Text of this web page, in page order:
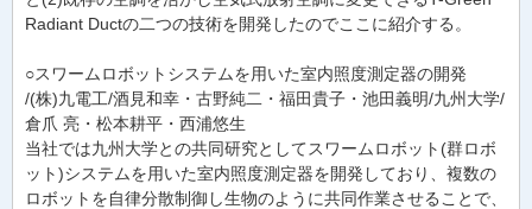
Radiant Ductの二つの技術を開発したのでここに紹介する。
○スワームロボットシステムを用いた室内照度測定器の開発
/(株)九電工/酒見和幸・古野純二・福田貴子・池田義明/九州大学/
倉爪 亮・松本耕平・西浦悠生
当社では九州大学との共同研究としてスワームロボット(群ロボ
ット)システムを用いた室内照度測定器を開発しており、複数の
ロボットを自律分散制御し生物のように共同作業させることで、